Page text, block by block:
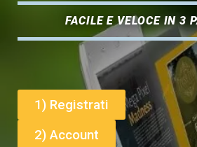
FACILE E VELOCE IN 3
1) Registrati
2) Account